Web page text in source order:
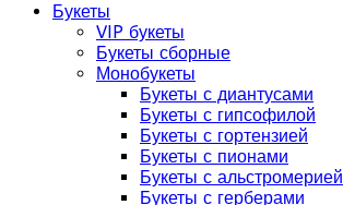
Букеты
VIP букеты
Букеты сборные
Монобукеты
Букеты с диантусами
Букеты с гипсофилой
Букеты с гортензией
Букеты с пионами
Букеты с альстромерией
Букеты с герберами